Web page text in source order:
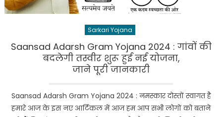
Sarkari Yojana
Saansad Adarsh Gram Yojana 2024 : गांवों की
बदलेगी तस्वीर शुरू हुई नई योजना,
जाने पूरी जानकारी
Saansad Adarsh Gram Yojana 2024 : नमस्कार दोस्तों स्वागत है
हमारे आज के इस नए आर्टिकल में आज हम आप सभी लोगों को बताने